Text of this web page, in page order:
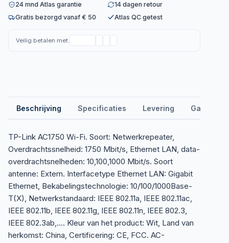
24 mnd Atlas garantie
14 dagen retour
Gratis bezorgd vanaf € 50
Atlas QC getest
Veilig betalen met:
Beschrijving Specificaties Levering Garantie
TP-Link AC1750 Wi-Fi. Soort: Netwerkrepeater,
Overdrachtssnelheid: 1750 Mbit/s, Ethernet LAN, data-
overdrachtsnelheden: 10,100,1000 Mbit/s. Soort
antenne: Extern. Interfacetype Ethernet LAN: Gigabit
Ethernet, Bekabelingstechnologie: 10/100/1000Base-
T(X), Netwerkstandaard: IEEE 802.11a, IEEE 802.11ac,
IEEE 802.11b, IEEE 802.11g, IEEE 802.11n, IEEE 802.3,
IEEE 802.3ab,…. Kleur van het product: Wit, Land van
herkomst: China, Certificering: CE, FCC. AC-